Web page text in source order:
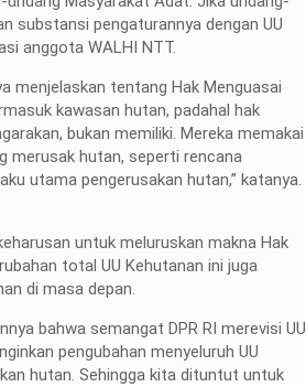
substansi pengaturannya dengan UU
anggota WALHI NTT.
menjelaskan tentang Hak Menguasai
kawasan hutan, padahal hak
bukan memiliki. Mereka memakai
merusak hutan, seperti rencana
utama pengerusakan hutan,” katanya.
untuk meluruskan makna Hak
total UU Kehutanan ini juga
di masa depan.
bahwa semangat DPR RI merevisi UU
pengubahan menyeluruh UU
hutan. Sehingga kita dituntut untuk